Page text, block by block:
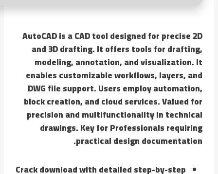
AutoCAD is a CAD tool designed for precise 2D
and 3D drafting. It offers tools for drafting,
modeling, annotation, and visualization. It
enables customizable workflows, layers, and
DWG file support. Users employ automation,
block creation, and cloud services. Valued for
precision and multifunctionality in technical
drawings. Key for Professionals requiring
practical design documentation.
Crack download with detailed step-by-step